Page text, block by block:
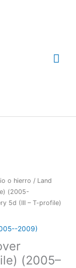
o hierro / Land
(2005-
5d (III – T-profile)
2009)
(2005–